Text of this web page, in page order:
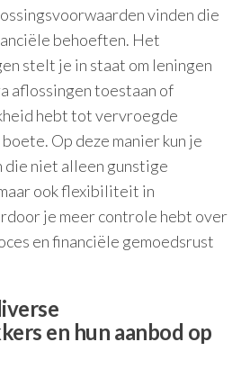
vinden die
behoeften. Het
stelt je in staat om leningen
aflossingen toestaan of
hebt tot vervroegde
Op deze manier kun je
die niet alleen gunstige
ook flexibiliteit in
je meer controle hebt over
en financiële gemoedsrust
en hun aanbod op